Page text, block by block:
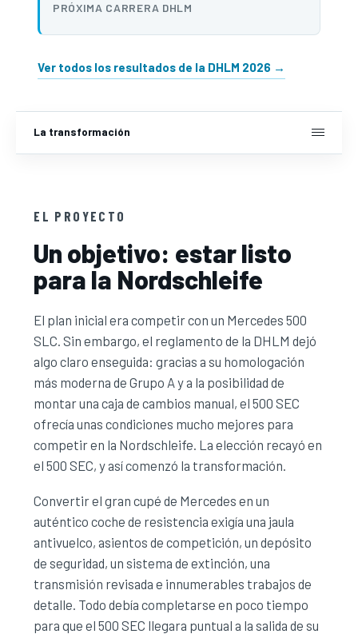
PRÓXIMA CARRERA DHLM
Ver todos los resultados de la DHLM 2026 →
La transformación
Galería
Cardiff Motorsport
Próxima cita
EL PROYECTO
Un objetivo: estar listo
para la Nordschleife
El plan inicial era competir con un Mercedes 500
SLC. Sin embargo, el reglamento de la DHLM dejó
algo claro enseguida: gracias a su homologación
más moderna de Grupo A y a la posibilidad de
montar una caja de cambios manual, el 500 SEC
ofrecía unas condiciones mucho mejores para
competir en la Nordschleife. La elección recayó en
el 500 SEC, y así comenzó la transformación.
Convertir el gran cupé de Mercedes en un
auténtico coche de resistencia exigía una jaula
antivuelco, asientos de competición, un depósito
de seguridad, un sistema de extinción, una
transmisión revisada e innumerables trabajos de
detalle. Todo debía completarse en poco tiempo
para que el 500 SEC llegara puntual a la salida de su